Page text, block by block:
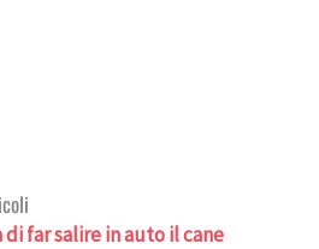
far salire in auto il cane